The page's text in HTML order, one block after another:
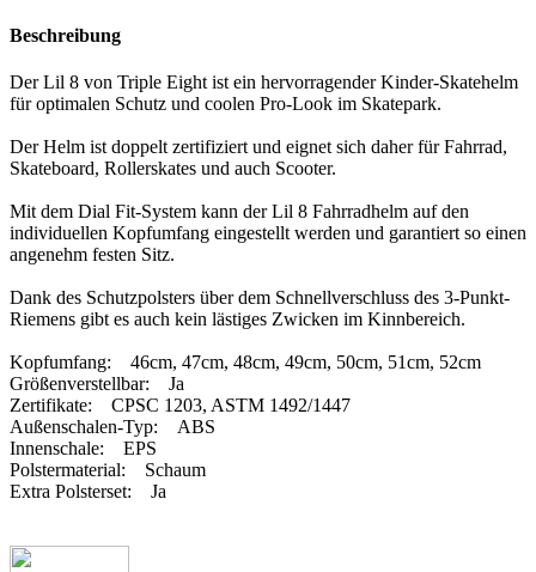
Beschreibung
Der Lil 8 von Triple Eight ist ein hervorragender Kinder-Skatehelm
für optimalen Schutz und coolen Pro-Look im Skatepark.
Der Helm ist doppelt zertifiziert und eignet sich daher für Fahrrad,
Skateboard, Rollerskates und auch Scooter.
Mit dem Dial Fit-System kann der Lil 8 Fahrradhelm auf den
individuellen Kopfumfang eingestellt werden und garantiert so einen
angenehm festen Sitz.
Dank des Schutzpolsters über dem Schnellverschluss des 3-Punkt-
Riemens gibt es auch kein lästiges Zwicken im Kinnbereich.
Kopfumfang: 46cm, 47cm, 48cm, 49cm, 50cm, 51cm, 52cm
Größenverstellbar: Ja
Zertifikate: CPSC 1203, ASTM 1492/1447
Außenschalen-Typ: ABS
Innenschale: EPS
Polstermaterial: Schaum
Extra Polsterset: Ja